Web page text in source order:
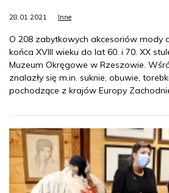
28.01.2021 Inne
O 208 zabytkowych akcesoriów mody
końca XVIII wieku do lat 60. i 70. XX
Muzeum Okręgowe w Rzeszowie.
znalazły się m.in. suknie, obuwie,
pochodzące z krajów Europy